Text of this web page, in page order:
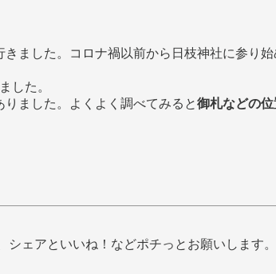
ました。コロナ禍以前から日枝神社に参り
した。
ました。よくよく調べてみると御札などの
ェアといいね！などポチっとお願いします